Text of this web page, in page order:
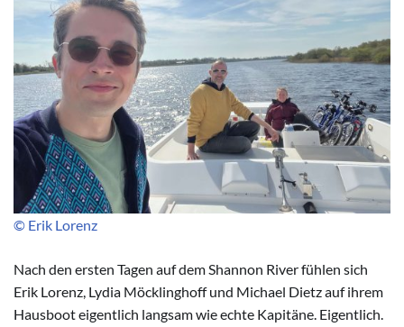
© Erik Lorenz
Nach den ersten Tagen auf dem Shannon River fühlen sich
Erik Lorenz, Lydia Möcklinghoff und Michael Dietz auf ihrem
Hausboot eigentlich langsam wie echte Kapitäne. Eigentlich.